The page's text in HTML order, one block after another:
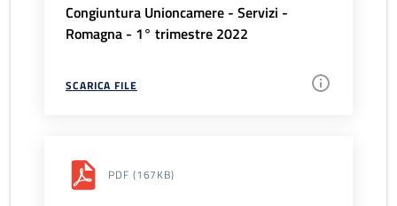
Congiuntura Unioncamere - Servizi -
Romagna - 1° trimestre 2022
SCARICA FILE
PDF (167KB)